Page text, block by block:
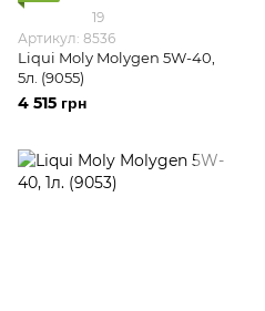
19
Артикул: 8536
Liqui Moly Molygen 5W-40,
5л. (9055)
4 515 грн